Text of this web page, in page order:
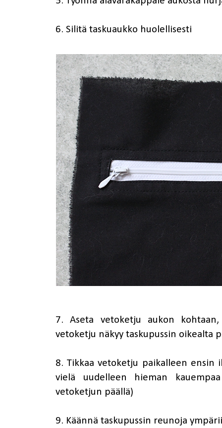
6. Silitä taskuaukko huolellisesti
7. Aseta vetoketju aukon
vetoketju näkyy taskupussin oikealta
8. Tikkaa vetoketju paikalleen
vielä uudelleen hieman
vetoketjun päällä)
9. Käännä taskupussin reunoja